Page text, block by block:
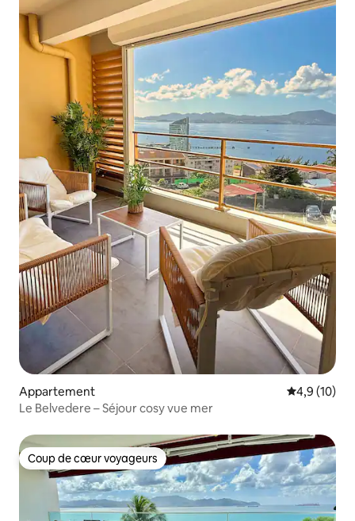
Appartement Évaluation
4,9 (10)
Le Belvedere – Séjour cosy vue mer
Coup de cœur voyageurs
Coup de cœur voyageurs